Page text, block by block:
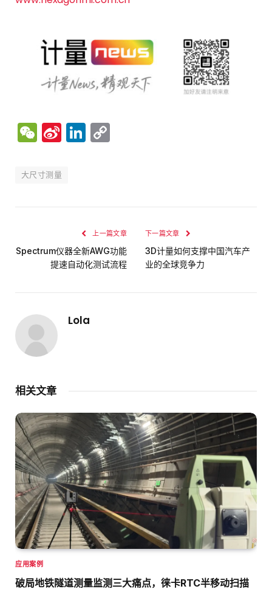
WeChat
SinaLinkedIn
大尺寸测量
上一篇文章
Spectrum仪器全新AWG功能
提速自动化测试流程
下一篇文章
3D计量如何支撑中国汽车产
业的全球竞争力
Lola
相关文章
应用案例
破局地铁隧道测量监测三大痛点，徕卡RTC半移动扫描